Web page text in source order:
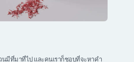
มีที่มาที่ไป และคนเราก็ชอบที่จะหาคำ